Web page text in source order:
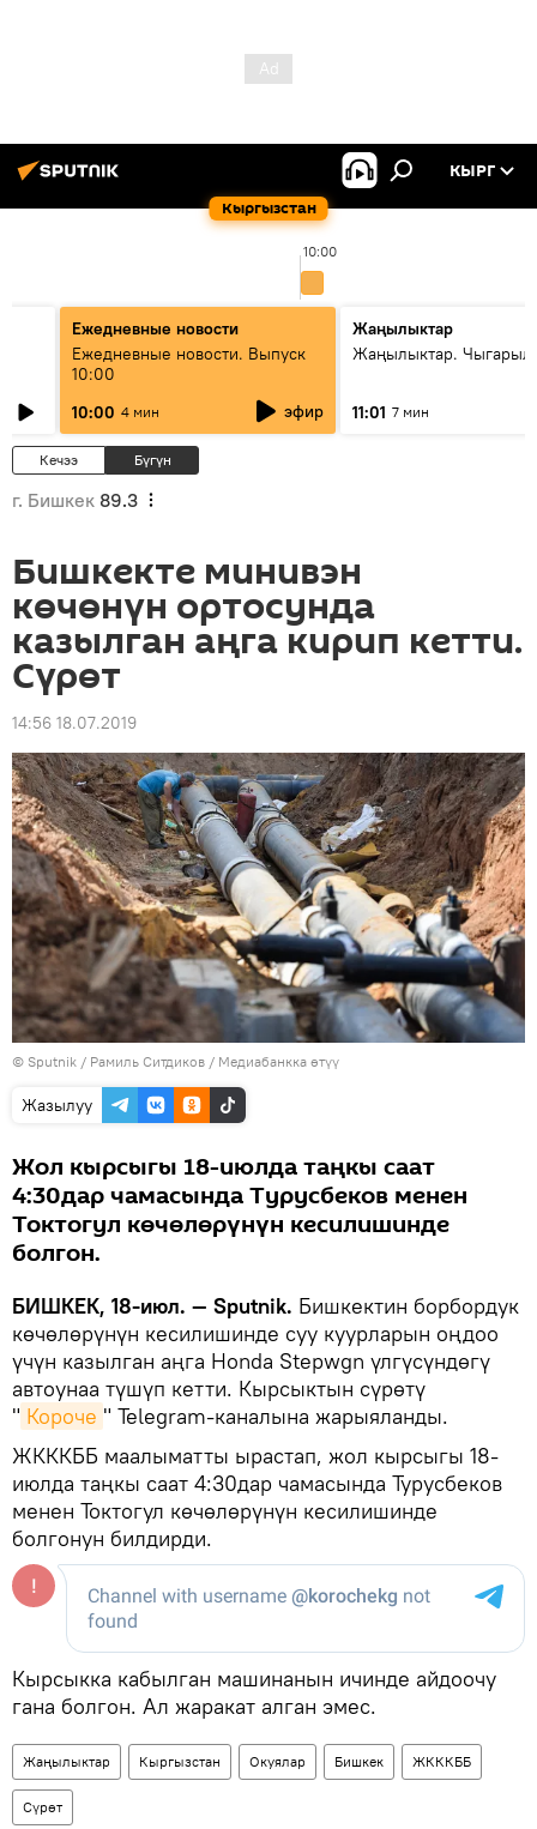
Кыргызстан
КЫРГ
10:00
Ежедневные новости
Ежедневные новости. Выпуск
10:00
10:00 4 мин эфир
Жаңылыктар
Жаңылыктар.
11:01 7 мин
Кечээ Бүгүн
г. Бишкек 89.3
Бишкекте минивэн
көчөнүн ортосунда
казылган аңга кирип кетти.
Сүрөт
14:56 18.07.2019
© Sputnik / Рамиль Ситдиков / Медиабанкка өтүү
Жазылуу
Жол кырсыгы 18-июлда таңкы саат
4:30дар чамасында Турусбеков менен
Токтогул көчөлөрүнүн кесилишинде
болгон.
БИШКЕК, 18-июл. — Sputnik. Бишкектин борбордук
көчөлөрүнүн кесилишинде суу куурларын оңдоо
үчүн казылган аңга Honda Stepwgn үлгүсүндөгү
автоунаа түшүп кетти. Кырсыктын сүрөтү
" Короче " Telegram-каналына жарыяланды.
ЖКККББ маалыматты ырастап, жол кырсыгы 18-
июлда таңкы саат 4:30дар чамасында Турусбеков
менен Токтогул көчөлөрүнүн кесилишинде
болгонун билдирди.
Кырсыкка кабылган машинанын ичинде айдоочу
гана болгон. Ал жаракат алган эмес.
Жаңылыктар Кыргызстан Окуялар Бишкек ЖКККББ
Сүрөт